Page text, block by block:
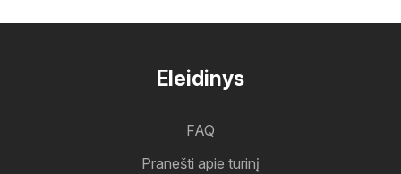
Eleidinys
FAQ
Pranešti apie turinį